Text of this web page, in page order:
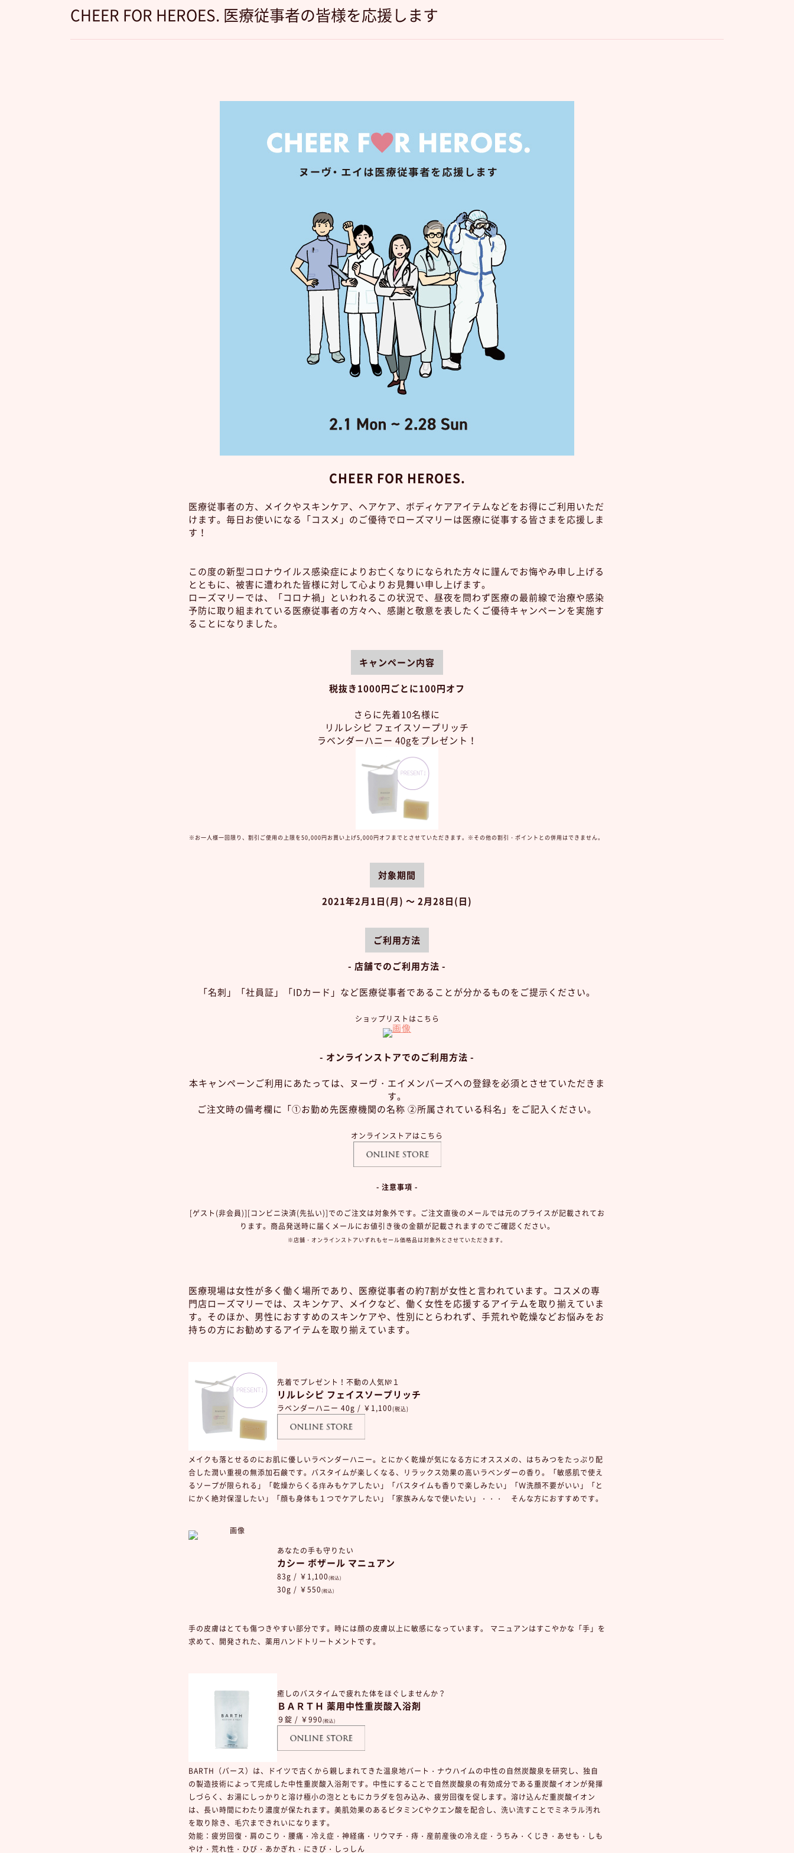
CHEER FOR HEROES. 医療従事者の皆様を応援します
CHEER FOR HEROES.
医療従事者の方、メイクやスキンケア、ヘアケア、ボディケアアイテムなどをお得にご利用いただ
けます。毎日お使いになる「コスメ」のご優待でローズマリーは医療に従事する皆さまを応援しま
す！
この度の新型コロナウイルス感染症によりお亡くなりになられた方々に謹んでお悔やみ申し上げる
とともに、被害に遭われた皆様に対して心よりお見舞い申し上げます。
ローズマリーでは、「コロナ禍」といわれるこの状況で、昼夜を問わず医療の最前線で治療や感染
予防に取り組まれている医療従事者の方々へ、感謝と敬意を表したくご優待キャンペーンを実施す
ることになりました。
キャンペーン内容
税抜き1000円ごとに100円オフ
さらに先着10名様に
リルレシピ フェイスソープリッチ
ラベンダーハニー 40gを プレゼント！
※お一人様一回限り、割引ご使用の上限を50,000円お買い上げ5,000円オフまでとさせていただきます。 ※その他の割引・ポイントとの併用はできません。
対象期間
2021年2月1日(月) ～ 2月28日(日)
ご利用方法
- 店舗でのご利用方法 -
「名刺」「社員証」「IDカード」など医療従事者であることが分かるものをご提示ください。
ショップリストはこちら
- オンラインストアでのご利用方法 -
本キャンペーンご利用にあたっては、ヌーヴ・エイメンバーズへの登録を必須とさせていただきま
す。
ご注文時の備考欄に「①お勤め先医療機関の名称 ②所属されている科名」をご記入ください。
オンラインストアはこちら
- 注意事項 -
[ゲスト(非会員)][コンビニ決済(先払い)]でのご注文は対象外です。
ご注文直後のメールでは元のプライスが記載されてお
ります。 商品発送時に届くメールにお値引き後の金額が記載されますのでご確認ください。
※店舗・オンラインストアいずれもセール価格品は対象外とさせていただきます。
医療現場は女性が多く働く場所であり、医療従事者の約7割が女性と言われています。コスメの専
門店ローズマリーでは、スキンケア、メイクなど、働く女性を応援するアイテムを取り揃えていま
す。そのほか、男性におすすめのスキンケアや、性別にとらわれず、手荒れや乾燥などお悩みをお
持ちの方にお勧めするアイテムを取り揃えています。
先着でプレゼント！不動の人気№１
リルレシピ フェイスソープリッチ
ラベンダーハニー 40g / ￥1,100(税込)
メイクも落とせるのにお肌に優しいラベンダーハニー。とにかく乾燥が気になる方にオススメの、はちみつをたっぷり配
合した潤い重視の無添加石鹸です。バスタイムが楽しくなる、リラックス効果の高いラベンダーの香り。「敏感肌で使え
るソープが限られる」「乾燥からくる痒みもケアしたい」「バスタイムも香りで楽しみたい」「Ｗ洗顔不要がいい」「と
にかく絶対保湿したい」「顔も身体も１つでケアしたい」「家族みんなで使いたい」・・・ そんな方におすすめです。
あなたの手も守りたい
カシー ボザール マニュアン
83g / ￥1,100 (税込)
30g / ￥550 (税込)
手の皮膚はとても傷つきやすい部分です。時には顔の皮膚以上に敏感になっています。 マニュアンはすこやかな「手」を
求めて、開発された、薬用ハンドトリートメントです。
癒しのバスタイムで疲れた体をほぐしませんか？
ＢＡＲＴＨ 薬用中性重炭酸入浴剤
９錠 / ￥990 (税込)
BARTH（バース）は、ドイツで古くから親しまれてきた温泉地バート・ナウハイムの中性の自然炭酸泉を研究し、独自
の製造技術によって完成した中性重炭酸入浴剤です。中性にすることで自然炭酸泉の有効成分である重炭酸イオンが発揮
しづらく、お湯にしっかりと溶け極小の泡とともにカラダを包み込み、疲労回復を促します。溶け込んだ重炭酸イオン
は、長い時間にわたり濃度が保たれます。美肌効果のあるビタミンCやクエン酸を配合し、洗い流すことでミネラル汚れ
を取り除き、毛穴まできれいになります。
効能： 疲労回復・肩のこり・腰痛・冷え症・神経痛・リウマチ・痔・産前産後の冷え症・うちみ・くじき・あせも・しも
やけ・荒れ性・ひび・あかぎれ・にきび・しっしん